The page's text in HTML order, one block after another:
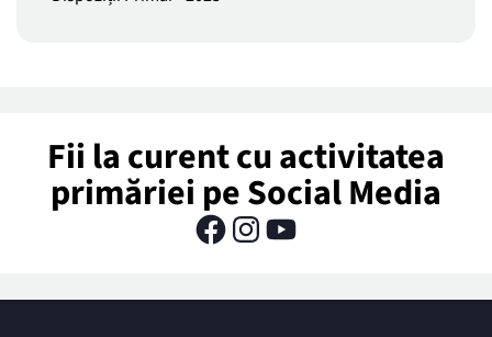
Fii la curent cu activitatea
primăriei pe Social Media